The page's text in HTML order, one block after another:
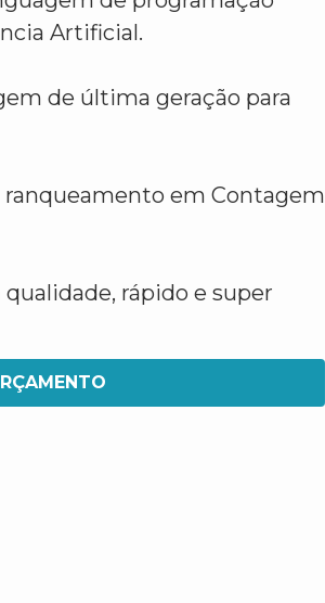
Artificial.
de última geração para
em Contagem
rápido e super